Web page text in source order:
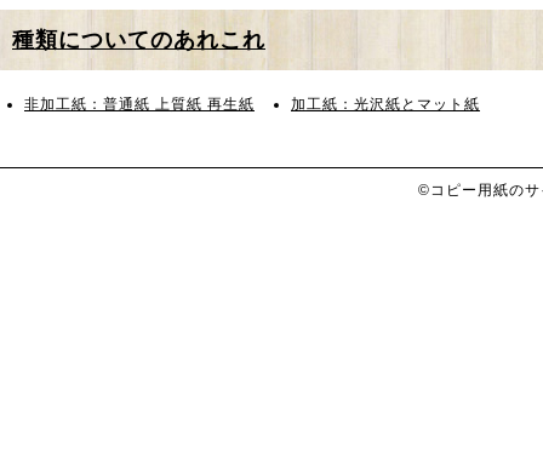
種類についてのあれこれ
非加工紙：普通紙 上質紙 再生紙 加工紙：光沢紙とマット紙
©コピー用紙の